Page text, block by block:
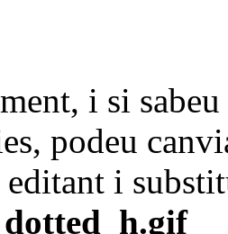
i si
podeu
editant i
dotted_h.gif